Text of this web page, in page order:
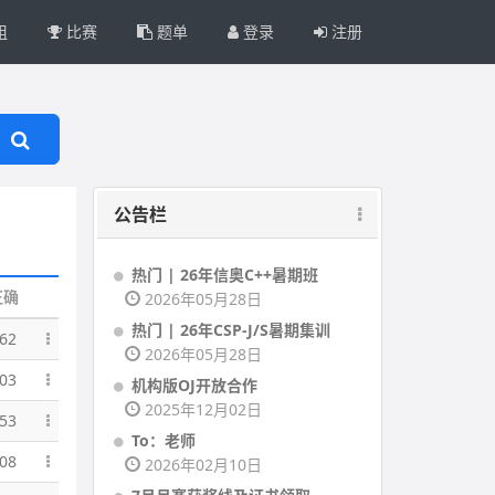
比赛 题单 登录 注册
公告栏
热门 | 26年信奥C++暑期班
2026年05月28日
热门 | 26年CSP-J/S暑期集训
2026年05月28日
机构版OJ开放合作
2025年12月02日
To：老师
2026年02月10日